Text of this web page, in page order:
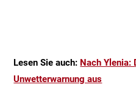
Lesen Sie auch: Nach Ylenia:
Unwetterwarnung aus